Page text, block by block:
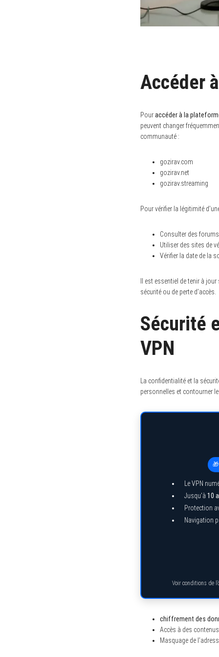
Accéder
Pouraccéder à la
peuvent changer
communauté :
gozirav.com
gozirav.net
gozirav.streaming
Pour vérifier la légitimité
Consulter des
Utiliser des sites de
Vérifier la date de la
Il est essentiel de tenir à
sécurité ou de perte d’accès.
Sécurité
VPN
La confidentialité et la
personnelles et contourner
Le VPN
Jusqu’à 10
Protection
Navigation
Voir conditions de
chiffrement des
Accès à des
Masquage de